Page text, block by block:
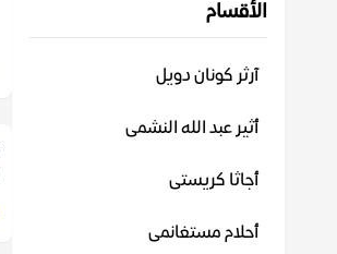
الأقسام
آرثر كونان دويل
أثير عبد الله النشمى
أجاثا كريستى
أحلام مستغانمى